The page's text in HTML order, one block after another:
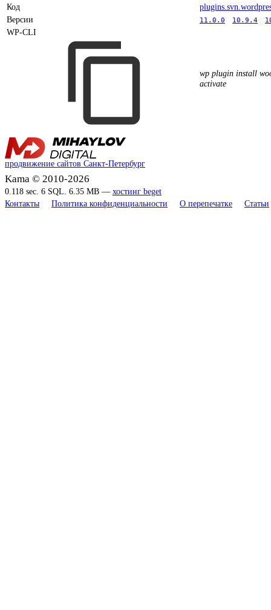
Код
Версии
11.0.0 10.9.4
WP-CLI
wp plugin install
activate
продвижение сайтов Санкт-Петербург
Kama © 2010-2026
0.118 sec. 6 SQL. 6.35 MB — хостинг beget
Контакты
Политика конфиденциальности О перепечатке Статьи